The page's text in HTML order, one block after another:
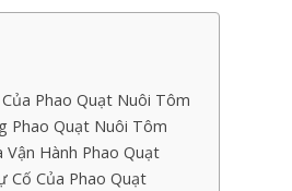
Phao Quạt Nuôi Tôm
Phao Quạt Nuôi Tôm
Hành Phao Quạt
Cố Của Phao Quạt